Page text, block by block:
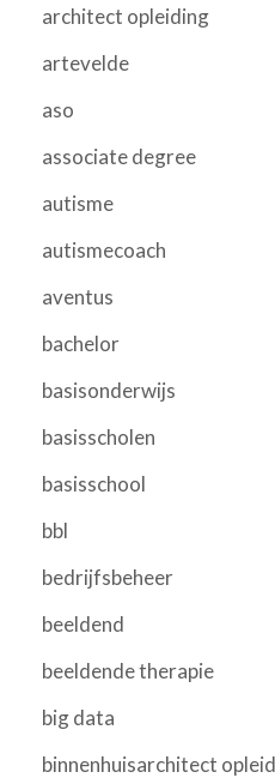
architect opleiding
artevelde
aso
associate degree
autisme
autismecoach
aventus
bachelor
basisonderwijs
basisscholen
basisschool
bbl
bedrijfsbeheer
beeldend
beeldende therapie
big data
binnenhuisarchitect